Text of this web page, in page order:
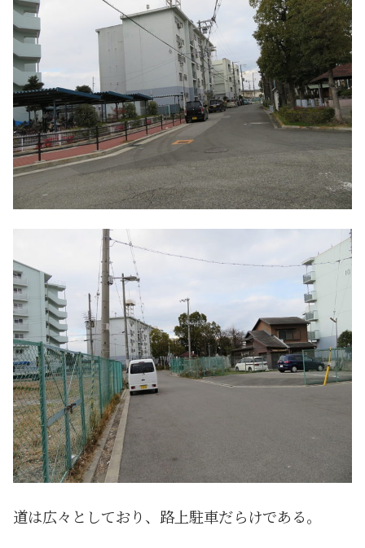
道は広々としており、路上駐車だらけである。